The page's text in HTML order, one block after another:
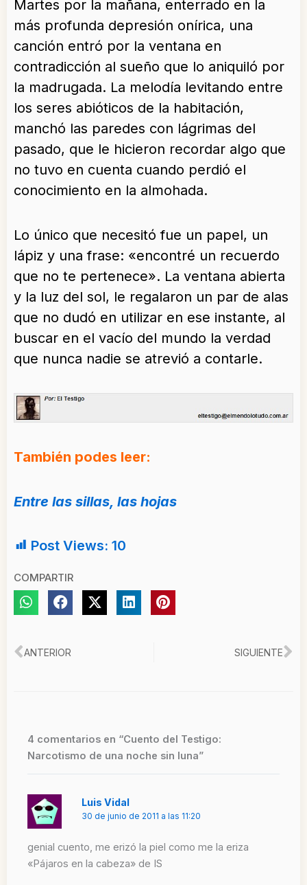
Martes por la mañana, enterrado en la
más profunda depresión onírica, una
canción entró por la ventana en
contradicción al sueño que lo aniquiló por
la madrugada. La melodía levitando entre
los seres abióticos de la habitación,
manchó las paredes con lágrimas del
pasado, que le hicieron recordar algo que
no tuvo en cuenta cuando perdió el
conocimiento en la almohada.
Lo único que necesitó fue un papel, un
lápiz y una frase: «encontré un recuerdo
que no te pertenece». La ventana abierta
y la luz del sol, le regalaron un par de alas
que no dudó en utilizar en ese instante, al
buscar en el vacío del mundo la verdad
que nunca nadie se atrevió a contarle.
También podes leer:
Entre las sillas, las hojas
Post Views: 10
COMPARTIR
Ant
ANTERIOR SIGUIENTE
4 comentarios en “Cuento del Testigo:
Narcotismo de una noche sin luna”
Luis Vidal
30 de junio de 2011 a las 11:20
genial cuento, me erizó la piel como me la eriza
«Pájaros en la cabeza» de IS